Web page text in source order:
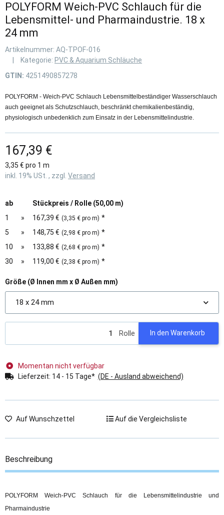
POLYFORM Weich-PVC Schlauch für die
Lebensmittel- und Pharmaindustrie. 18 x
24 mm
Artikelnummer: AQ-TPOF-016
Kategorie: PVC & Aquarium Schläuche
GTIN: 4251490857278
POLYFORM - Weich-PVC Schlauch Lebensmittelbeständiger Wasserschlauch
auch geeignet als Schutzschlauch, beschränkt chemikalienbeständig,
physiologisch unbedenklich zum Einsatz in der Lebensmittelindustrie.
167,39 €
3,35 € pro 1 m
inkl. 19% USt. , zzgl. Versand
ab
Stückpreis / Rolle (50,00 m)
1
» 167,39 € (3,35 € pro m) *
5
» 148,75 € (2,98 € pro m) *
10
» 133,88 € (2,68 € pro m) *
30
» 119,00 € (2,38 € pro m) *
Größe (Ø Innen mm x Ø Außen mm)
18 x 24 mm
Rolle In den Warenkorb
Momentan nicht verfügbar
Lieferzeit: 14 - 15 Tage* (DE - Ausland abweichend)
Auf Wunschzettel Auf die Vergleichsliste
Beschreibung
POLYFORM Weich-PVC Schlauch für die Lebensmittelindustrie und
Pharmaindustrie